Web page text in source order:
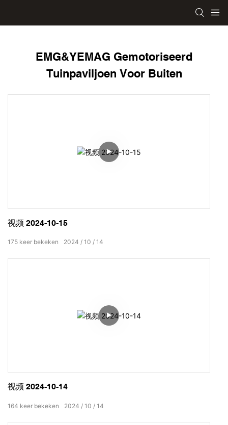
EMG&YEMAG Gemotoriseerd
Tuinpaviljoen Voor Buiten
视频 2024-10-15
2024 10 14
175 keer bekeken
视频 2024-10-14
2024 10 14
164 keer bekeken